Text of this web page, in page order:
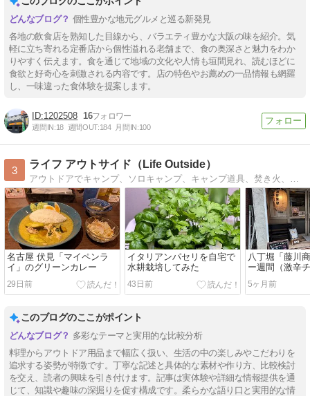
個性豊かな地元グルメと巡る新発見
各地の飲食店を熟知した目線から、バラエティ豊かな大阪の味を紹介。気
軽に立ち寄れる定番店から個性溢れる老舗まで、食の奥深さと魅力をわか
りやすく伝えます。食を通じて地域の文化や人情も垣間見れ、読むほどに
食欲と好奇心を刺激される内容です。店の特色やお薦めの一品情報も網羅
し、一味違った食体験を提案します。
1202508 16
週間IN:18 週間OUT:184 月間IN:100
3
ライフ アウトサイド（Life Outside）
名古屋 伏見「マイペンラ
イ」のグリーンカレー
29日前
イタリアンパセリを自宅で
水耕栽培してみた
43日前
八丁堀「藤川
ー週間（激辛
5ヶ月前
このブログのここがポイント
多彩なテーマと実用的な比較分析
料理からアウトドア用品まで幅広く扱い、生活の中の楽しみやこだわりを
追求する姿勢が特徴です。丁寧な記述と具体的な素材や作り方、比較検討
を交え、読者の興味を引き付けます。記事は実体験や詳細な情報提供を通
じて、知識や趣味の深掘りを促す構成です。柔らかな語り口と実用的な情